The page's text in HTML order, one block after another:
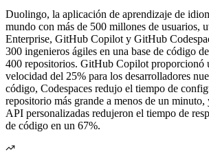
Duolingo, la aplicación de aprendizaje de
mundo con más de 500 millones de usuarios,
Enterprise, GitHub Copilot y GitHub
300 ingenieros ágiles en una base de código
400 repositorios. GitHub Copilot proporcionó
velocidad del 25% para los desarrolladores
código, Codespaces redujo el tiempo de
repositorio más grande a menos de un minuto,
API personalizadas redujeron el tiempo de
de código en un 67%.